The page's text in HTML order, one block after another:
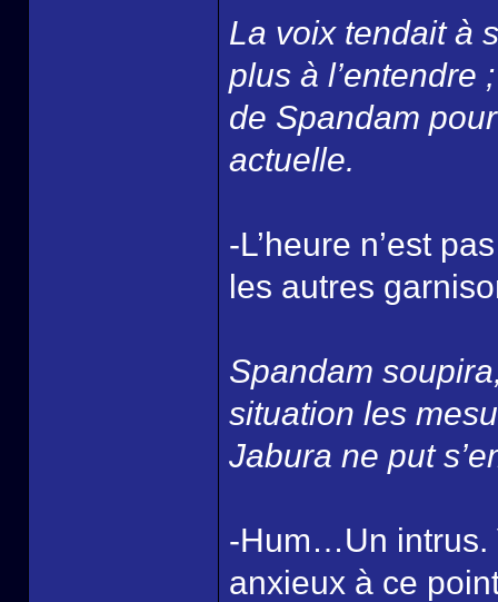
La voix tendait à
plus à l’entendre
de Spandam
actuelle.
-L’heure n’est
les autres
Spandam
situation les
Jabura ne put
-Hum…Un intrus.
anxieux à ce